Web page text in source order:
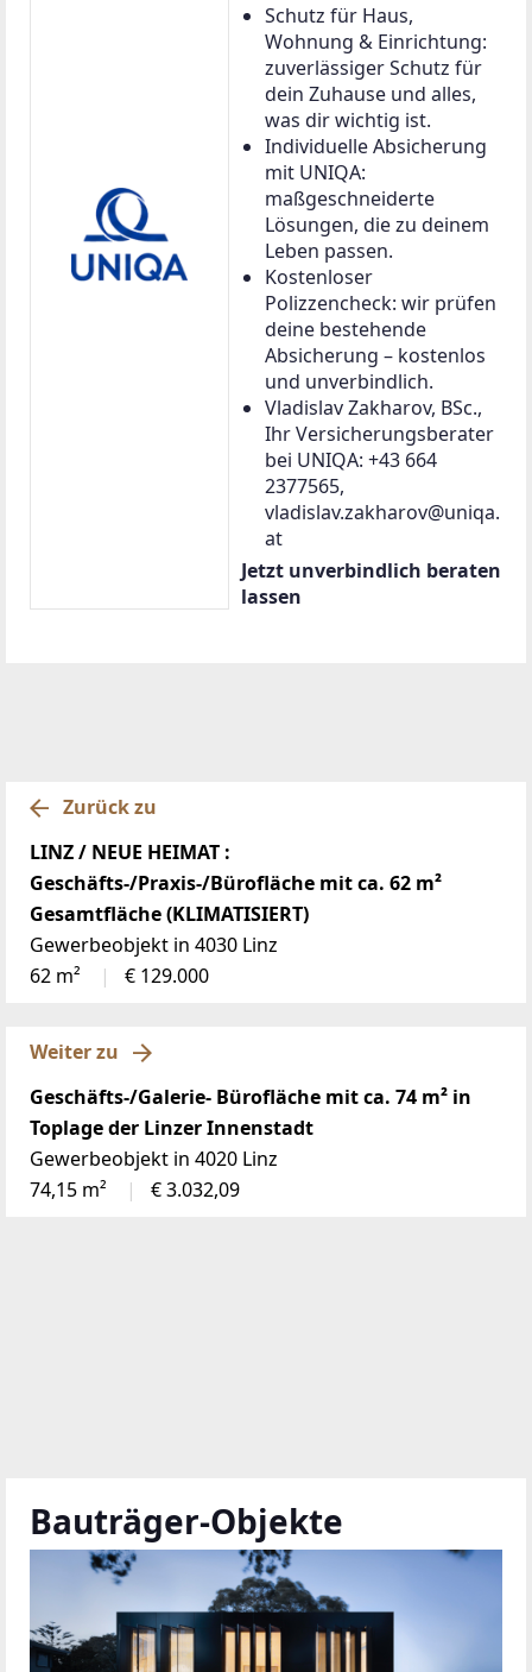
Schutz für Haus,
Wohnung & Einrichtung:
zuverlässiger Schutz für
dein Zuhause und alles,
was dir wichtig ist.
Individuelle Absicherung
mit UNIQA:
maßgeschneiderte
Lösungen, die zu deinem
Leben passen.
Kostenloser
Polizzencheck: wir prüfen
deine bestehende
Absicherung – kostenlos
und unverbindlich.
Vladislav Zakharov, BSc.,
Ihr Versicherungsberater
bei UNIQA: +43 664
2377565,
vladislav.zakharov@uniqa.
at
Jetzt unverbindlich beraten
lassen
Zurück zu
LINZ / NEUE HEIMAT :
Geschäfts-/Praxis-/Bürofläche mit ca. 62 m²
Gesamtfläche (KLIMATISIERT)
Gewerbeobjekt in 4030 Linz
62 m²
€ 129.000
Weiter zu
Geschäfts-/Galerie- Bürofläche mit ca. 74 m² in
Toplage der Linzer Innenstadt
Gewerbeobjekt in 4020 Linz
74,15 m²
€ 3.032,09
Bauträger-Objekte